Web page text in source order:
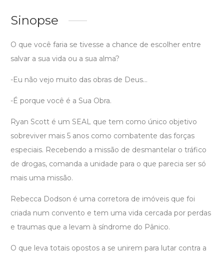
Sinopse
O que você faria se tivesse a chance de escolher entre
salvar a sua vida ou a sua alma?
-Eu não vejo muito das obras de Deus...
-É porque você é a Sua Obra.
Ryan Scott é um SEAL que tem como único objetivo
sobreviver mais 5 anos como combatente das forças
especiais. Recebendo a missão de desmantelar o tráfico
de drogas, comanda a unidade para o que parecia ser só
mais uma missão.
Rebecca Dodson é uma corretora de imóveis que foi
criada num convento e tem uma vida cercada por perdas
e traumas que a levam à síndrome do Pânico.
O que leva totais opostos a se unirem para lutar contra a